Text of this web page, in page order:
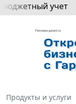
Бюджетный учет
Продукты и услуги